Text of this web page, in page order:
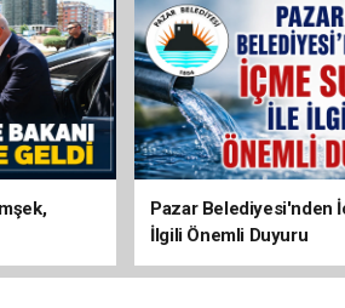
Pazar Belediyesi'nden
İlgili Önemli Duyuru